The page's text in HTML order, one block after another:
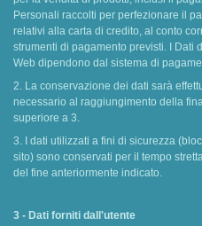
Personali raccolti per perfezionare il
relativi alla carta di credito, al conto
strumenti di pagamento previsti. I Dati
Web dipendono dal sistema di
2. La conservazione dei dati sarà
necessario al raggiungimento della
superiore a 3.
3. I dati utilizzati a fini di sicurezza
sito) sono conservati per il tempo
del fine anteriormente indicato.
3 - Dati forniti dall'utente